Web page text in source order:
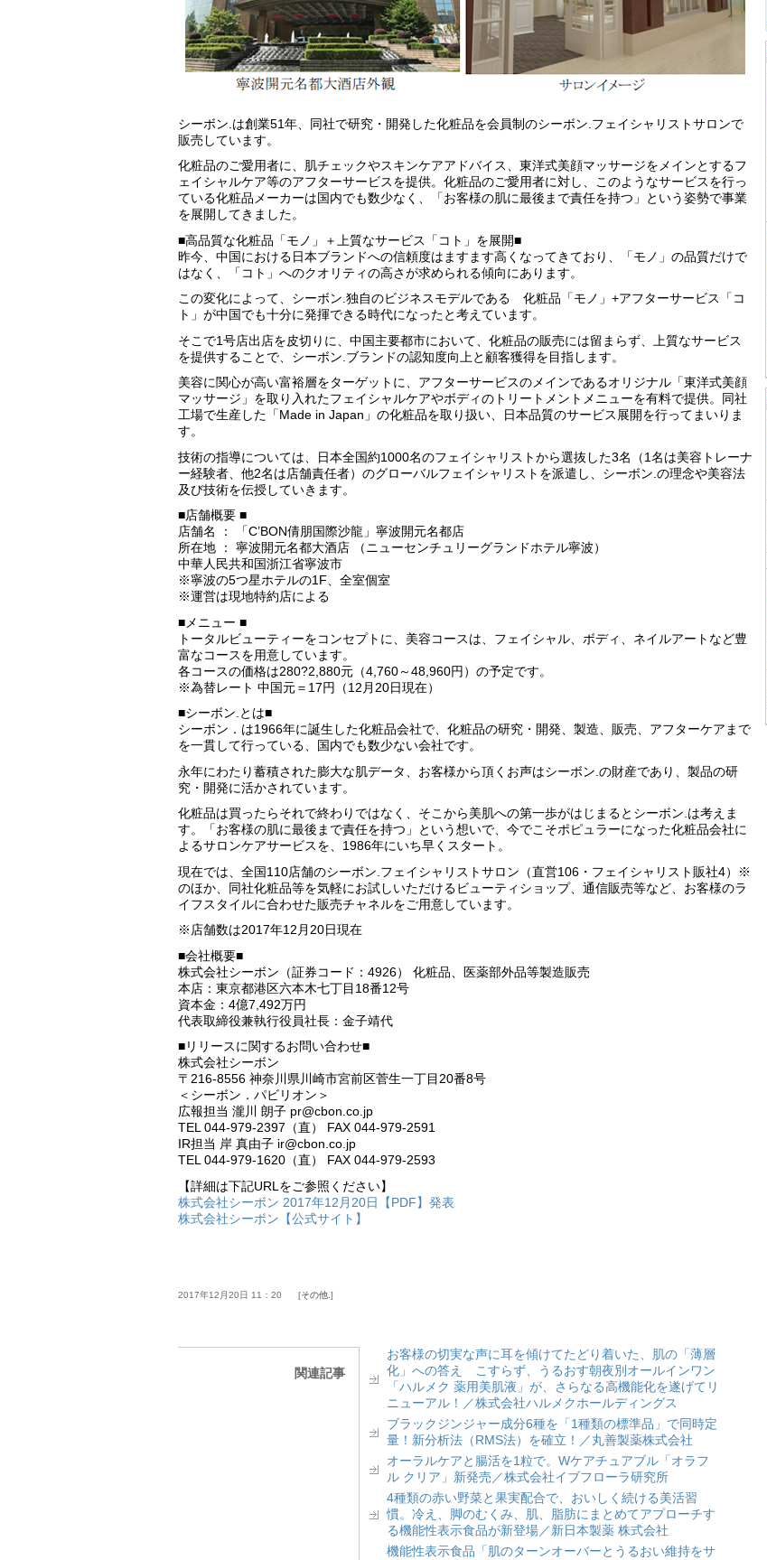
シーボン.は創業51年、同社で研究・開発した化粧品を会員制のシーボン.フェイシャリストサロンで
販売しています。
化粧品のご愛用者に、肌チェックやスキンケアアドバイス、東洋式美顔マッサージをメインとするフ
ェイシャルケア等のアフターサービスを提供。化粧品のご愛用者に対し、このようなサービスを行っ
ている化粧品メーカーは国内でも数少なく、「お客様の肌に最後まで責任を持つ」という姿勢で事業
を展開してきました。
■高品質な化粧品「モノ」＋上質なサービス「コト」を展開■
昨今、中国における日本ブランドへの信頼度はますます高くなってきており、「モノ」の品質だけで
はなく、「コト」へのクオリティの高さが求められる傾向にあります。
この変化によって、シーボン.独自のビジネスモデルである 化粧品「モノ」+アフターサービス「コ
ト」が中国でも十分に発揮できる時代になったと考えています。
そこで1号店出店を皮切りに、中国主要都市において、化粧品の販売には留まらず、上質なサービス
を提供することで、シーボン.ブランドの認知度向上と顧客獲得を目指します。
美容に関心が高い富裕層をターゲットに、アフターサービスのメインであるオリジナル「東洋式美顔
マッサージ」を取り入れたフェイシャルケアやボディのトリートメントメニューを有料で提供。同社
工場で生産した「Made in Japan」の化粧品を取り扱い、日本品質のサービス展開を行ってまいりま
す。
技術の指導については、日本全国約1000名のフェイシャリストから選抜した3名（1名は美容トレーナ
ー経験者、他2名は店舗責任者）のグローバルフェイシャリストを派遣し、シーボン.の理念や美容法
及び技術を伝授していきます。
■店舗概要 ■
店舗名 ： 「C’BON倩朋国際沙龍」寧波開元名都店
所在地 ： 寧波開元名都大酒店 （ニューセンチュリーグランドホテル寧波）
中華人民共和国浙江省寧波市
※寧波の5つ星ホテルの1F、全室個室
※運営は現地特約店による
■メニュー ■
トータルビューティーをコンセプトに、美容コースは、フェイシャル、ボディ、ネイルアートなど豊
富なコースを用意しています。
各コースの価格は280?2,880元（4,760～48,960円）の予定です。
※為替レート 中国元＝17円（12月20日現在）
■シーボン.とは■
シーボン．は1966年に誕生した化粧品会社で、化粧品の研究・開発、製造、販売、アフターケアまで
を一貫して行っている、国内でも数少ない会社です。
永年にわたり蓄積された膨大な肌データ、お客様から頂くお声はシーボン.の財産であり、製品の研
究・開発に活かされています。
化粧品は買ったらそれで終わりではなく、そこから美肌への第一歩がはじまるとシーボン.は考えま
す。「お客様の肌に最後まで責任を持つ」という想いで、今でこそポピュラーになった化粧品会社に
よるサロンケアサービスを、1986年にいち早くスタート。
現在では、全国110店舗のシーボン.フェイシャリストサロン（直営106・フェイシャリスト販社4）※
のほか、同社化粧品等を気軽にお試しいただけるビューティショップ、通信販売等など、お客様のラ
イフスタイルに合わせた販売チャネルをご用意しています。
※店舗数は2017年12月20日現在
■会社概要■
株式会社シーボン（証券コード：4926） 化粧品、医薬部外品等製造販売
本店：東京都港区六本木七丁目18番12号
資本金：4億7,492万円
代表取締役兼執行役員社長：金子靖代
■リリースに関するお問い合わせ■
株式会社シーボン
〒216‐8556 神奈川県川崎市宮前区菅生一丁目20番8号
＜シーボン．パビリオン＞
広報担当 瀧川 朗子 pr@cbon.co.jp
TEL 044‐979‐2397（直） FAX 044‐979‐2591
IR担当 岸 真由子 ir@cbon.co.jp
TEL 044-979-1620（直） FAX 044-979-2593
【詳細は下記URLをご参照ください】
株式会社シーボン 2017年12月20日【PDF】発表
株式会社シーボン【公式サイト】
2017年12月20日 11：20 その他.
関連記事
お客様の切実な声に耳を傾けてたどり着いた、肌の「薄層
化」への答え こすらず、うるおす朝夜別オールインワン
「ハルメク 薬用美肌液」が、さらなる高機能化を遂げてリ
ニューアル！／株式会社ハルメクホールディングス
ブラックジンジャー成分6種を「1種類の標準品」で同時定
量！新分析法（RMS法）を確立！／丸善製薬株式会社
オーラルケアと腸活を1粒で。Wケアチュアブル「オラフ
ル クリア」新発売／株式会社イブフローラ研究所
4種類の赤い野菜と果実配合で、おいしく続ける美活習
慣。冷え、脚のむくみ、肌、脂肪にまとめてアプローチす
る機能性表示食品が新登場／新日本製薬 株式会社
機能性表示食品「肌のターンオーバーとうるおい維持をサ